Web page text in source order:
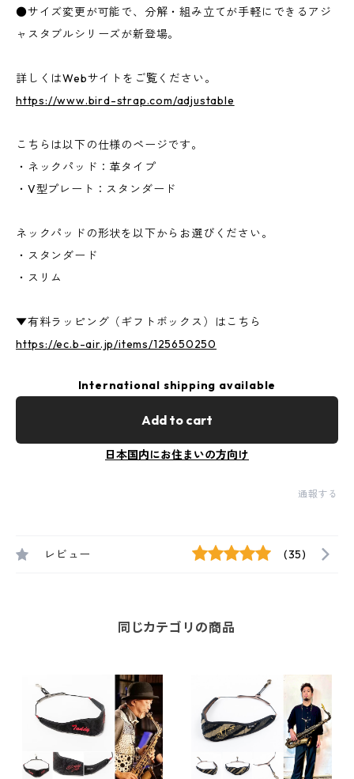
●サイズ変更が可能で、分解・組み立てが手軽にできるアジ
ャスタブルシリーズが新登場。
詳しくはWebサイトをご覧ください。
https://www.bird-strap.com/adjustable
こちらは以下の仕様のページです。
・ネックパッド：革タイプ
・V型プレート：スタンダード
ネックパッドの形状を以下からお選びください。
・スタンダード
・スリム
▼有料ラッピング（ギフトボックス）はこちら
https://ec.b-air.jp/items/125650250
International shipping available
Add to cart
日本国内にお住まいの方向け
通報する
レビュー (35)
同じカテゴリの商品